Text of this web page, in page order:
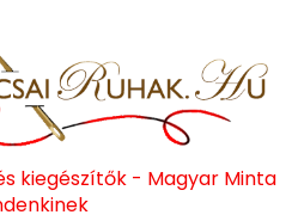
kiegészítők - Magyar Minta